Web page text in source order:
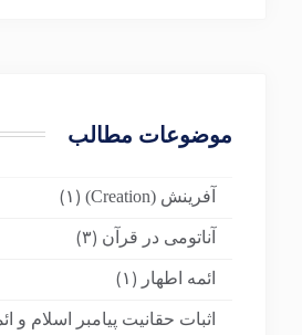
موضوعات مطالب
آفرینش (Creation) (۱)
آناتومی در قرآن (۳)
ائمه اطهار (۱)
اثبات حقانیت پیامبر اسلام و